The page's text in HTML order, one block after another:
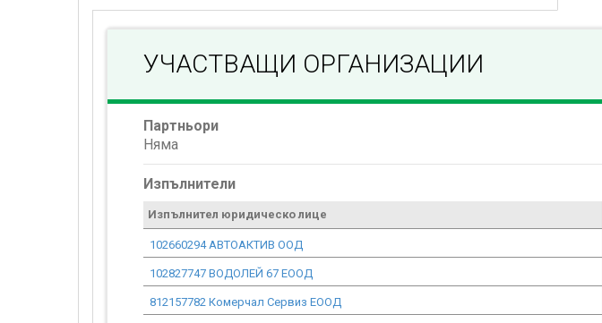
УЧАСТВАЩИ ОРГАНИЗАЦИИ
Партньори
Няма
Изпълнители
Изпълнител юридическо лице
102660294 АВТОАКТИВ ООД
102827747 ВОДОЛЕЙ 67 ЕООД
812157782 Комерчал Сервиз ЕООД